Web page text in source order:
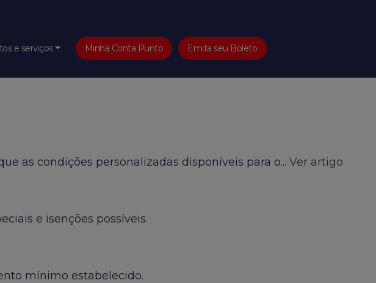
e serviços Minha Conta Punto Emita seu Boleto
site. Caso seja seu primeiro... Ver artigo
as condições personalizadas disponíveis para o... Ver artigo
e isenções possíveis.
mínimo estabelecido.